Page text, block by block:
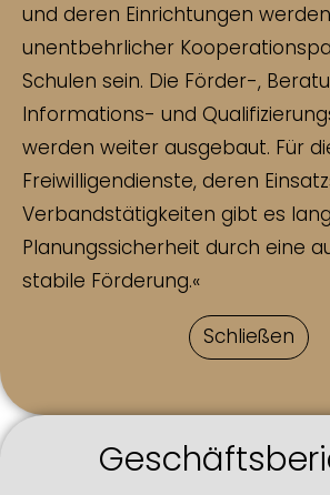
und deren Einrichtungen
unentbehrlicher
Schulen sein. Die Förder-,
Informations- und
werden weiter ausgebaut. Für
Freiwilligendienste, deren
Verbandstätigkeiten gibt es
Planungssicherheit durch eine
stabile Förderung.«
Schließen